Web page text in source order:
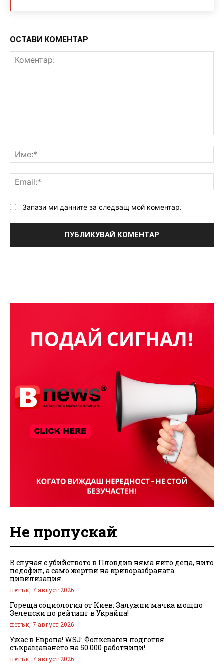
ОСТАВИ КОМЕНТАР
Запази ми данните за следващ мой коментар.
Не пропускай
В случая с убийството в Пловдив няма нито деца, нито
педофил, а само жертви на криворазбраната
цивилизация
петък, 7 август 2026
Гореща социология от Киев: Залужни мачка мощно
Зеленски по рейтинг в Украйна!
петък, 7 август 2026
Ужас в Европа! WSJ: Фолксваген подготвя
съкращаването на 50 000 работници!
петък, 7 август 2026